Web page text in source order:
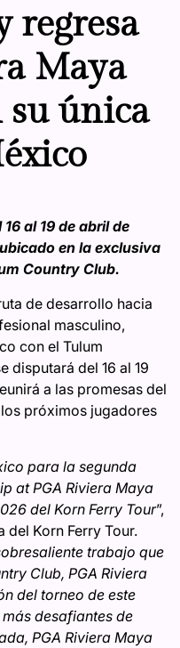
regresa
Maya
su única
al 19 de abril de
en la exclusiva
Country Club.
de desarrollo hacia
masculino,
con el Tulum
disputará del 16 al 19
a las promesas del
próximos jugadores
para la segunda
at PGA Riviera Maya
del Korn Ferry Tour”,
del Korn Ferry Tour.
trabajo que
Club, PGA Riviera
del torneo de este
desafiantes de
PGA Riviera Maya